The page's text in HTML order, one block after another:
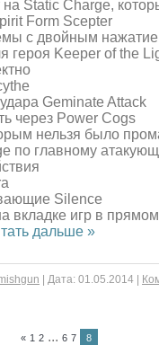
Static Charge,
Form Scepter
с двойным
героя Keeper of the
Geminate Attack
через Power Cogs
нельзя было
по главному
Silence
вкладке игр в
дальше »
Дата: 01.05.2014
« 1 2 ... 6 7 8